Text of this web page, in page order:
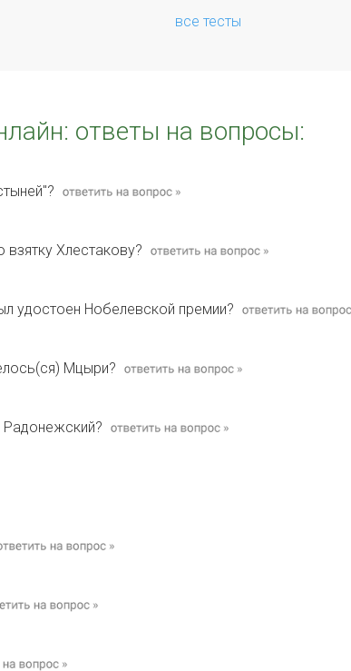
все тесты
ответы на вопросы:
Хлестакову?
удостоен Нобелевской премии?
Мцыри?
Радонежский?